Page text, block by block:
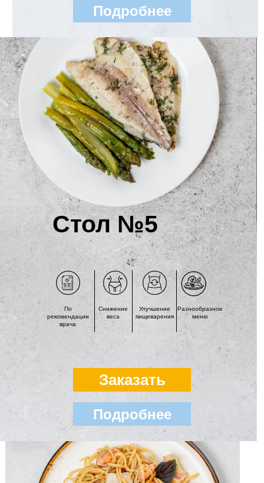
Подробнее
Стол №5
Снижение
веса
Улучшение
пищеварения
Разнообразное
меню
По
рекомендации
врача
Заказать
Подробнее